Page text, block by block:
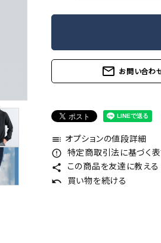
mail_outline お問い合わ
toc オプションの値段詳細
error_outline 特定商取引法に基づく
share この商品を友達に教える
undo 買い物を続ける